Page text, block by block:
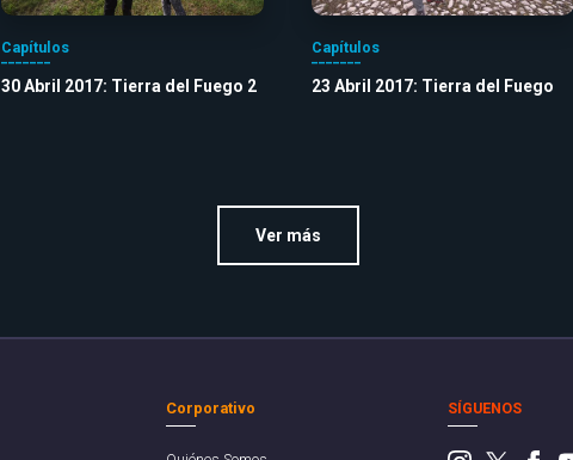
Capítulos
30 Abril 2017: Tierra del Fuego 2
Capítulos
23 Abril 2017: Tierra del Fuego
Ver más
Corporativo SÍGUENOS